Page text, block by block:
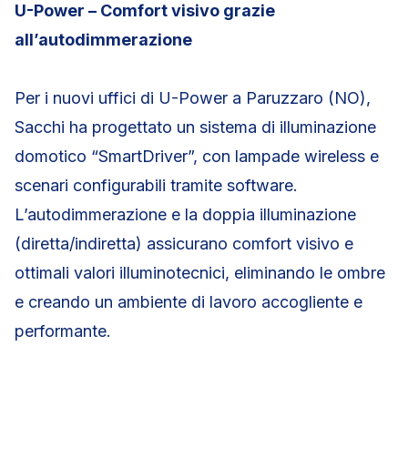
U-Power – Comfort visivo grazie
all’autodimmerazione
Per i nuovi uffici di U-Power a Paruzzaro (NO),
Sacchi ha progettato un sistema di illuminazione
domotico “SmartDriver”, con lampade wireless e
scenari configurabili tramite software.
L’autodimmerazione e la doppia illuminazione
(diretta/indiretta) assicurano comfort visivo e
ottimali valori illuminotecnici, eliminando le ombre
e creando un ambiente di lavoro accogliente e
performante.